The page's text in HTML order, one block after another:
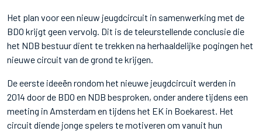
Het plan voor een nieuw jeugdcircuit in samenwerking met de
BDO krijgt geen vervolg. Dit is de teleurstellende conclusie die
het NDB bestuur dient te trekken na herhaaldelijke pogingen het
nieuwe circuit van de grond te krijgen.
De eerste ideeën rondom het nieuwe jeugdcircuit werden in
2014 door de BDO en NDB besproken, onder andere tijdens een
meeting in Amsterdam en tijdens het EK in Boekarest. Het
circuit diende jonge spelers te motiveren om vanuit hun